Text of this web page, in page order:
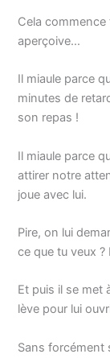
Cela commence
aperçoive…
Il miaule parce
minutes de
son repas !
Il miaule parce
attirer notre
joue avec lui.
Pire, on lui
ce que tu veux ?
Et puis il se met
lève pour lui
Sans forcément